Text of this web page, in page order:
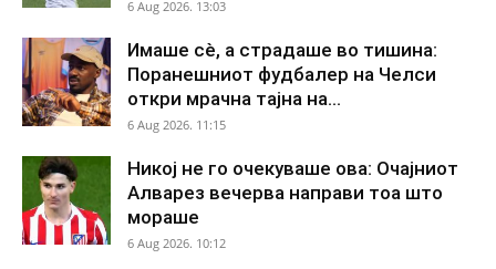
6 Aug 2026. 13:03
Имаше сè, а страдаше во тишина:
Поранешниот фудбалер на Челси
откри мрачна тајна на...
6 Aug 2026. 11:15
Никој не го очекуваше ова: Очајниот
Алварез вечерва направи тоа што
мораше
6 Aug 2026. 10:12